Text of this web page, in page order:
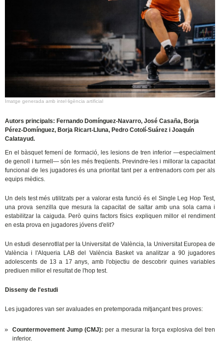
Imatge generada amb intel·ligència artificial
Autors principals: Fernando Domínguez-Navarro, José Casaña, Borja
Pérez-Domínguez, Borja Ricart-Lluna, Pedro Cotolí-Suárez i Joaquín
Calatayud.
En el bàsquet femení de formació, les lesions de tren inferior —especialment
de genoll i turmell— són les més freqüents. Previndre-les i millorar la capacitat
funcional de les jugadores és una prioritat tant per a entrenadors com per als
equips mèdics.
Un dels test més utilitzats per a valorar esta funció és el Single Leg Hop Test,
una prova senzilla que mesura la capacitat de saltar amb una sola cama i
estabilitzar la caiguda. Però quins factors físics expliquen millor el rendiment
en esta prova en jugadores jóvens d'elit?
Un estudi desenrotllat per la Universitat de València, la Universitat Europea de
València i l'Alqueria LAB del València Basket va analitzar a 90 jugadores
adolescents de 13 a 17 anys, amb l'objectiu de descobrir quines variables
prediuen millor el resultat de l'hop test.
Disseny de l'estudi
Les jugadores van ser avaluades en pretemporada mitjançant tres proves:
Countermovement Jump (CMJ): per a mesurar la força explosiva del tren
inferior.